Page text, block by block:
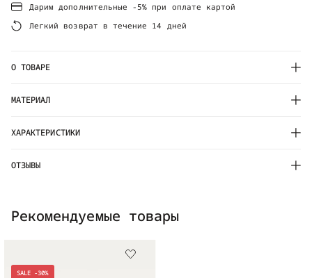
Дарим дополнительные -5% при оплате картой
Легкий возврат в течение 14 дней
О ТОВАРЕ
МАТЕРИАЛ
ХАРАКТЕРИСТИКИ
ОТЗЫВЫ
Рекомендуемые товары
SALE -30%